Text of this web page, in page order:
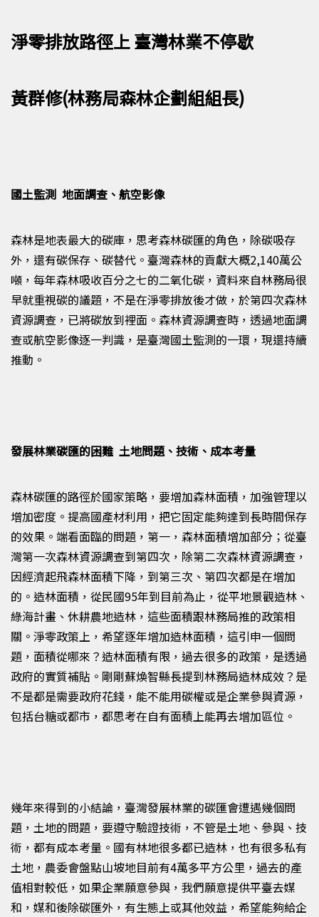
淨零排放路徑上 臺灣林業不停歇
黃群修(林務局森林企劃組組長)
國土監測 地面調查、航空影像
森林是地表最大的碳庫，思考森林碳匯的角色，除碳吸存
外，還有碳保存、碳替代。臺灣森林的貢獻大概2,140萬公
噸，每年森林吸收百分之七的二氧化碳，資料來自林務局很
早就重視碳的議題，不是在淨零排放後才做，於第四次森林
資源調查，已將碳放到裡面。森林資源調查時，透過地面調
查或航空影像逐一判識，是臺灣國土監測的一環，現還持續
推動。
發展林業碳匯的困難 土地問題、技術、成本考量
森林碳匯的路徑於國家策略，要增加森林面積，加強管理以
增加密度。提高國產材利用，把它固定能夠達到長時間保存
的效果。端看面臨的問題，第一，森林面積增加部分；從臺
灣第一次森林資源調查到第四次，除第二次森林資源調查，
因經濟起飛森林面積下降，到第三次、第四次都是在增加
的。造林面積，從民國95年到目前為止，從平地景觀造林、
綠海計畫、休耕農地造林，這些面積跟林務局推的政策相
關。淨零政策上，希望逐年增加造林面積，這引申一個問
題，面積從哪來？造林面積有限，過去很多的政策，是透過
政府的實質補貼。剛剛蘇煥智縣長提到林務局造林成效？是
不是都是需要政府花錢，能不能用碳權或是企業參與資源，
包括台糖或都市，都思考在自有面積上能再去增加區位。
幾年來得到的小結論，臺灣發展林業的碳匯會遭遇幾個問
題，土地的問題，要遵守驗證技術，不管是土地、參與、技
術，都有成本考量。國有林地很多都已造林，也有很多私有
土地，農委會盤點山坡地目前有4萬多平方公里，過去的產
值相對較低，如果企業願意參與，我們願意提供平臺去媒
和，媒和後除碳匯外，有生態上或其他效益，希望能夠給企